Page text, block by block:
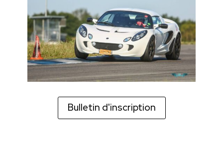
Bulletin d'inscription